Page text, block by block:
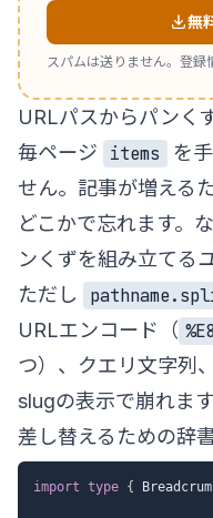
無
スパムは送りません。登録
URLパスからパンく
毎ページ
items
を
せん。記事が増える
どこかで忘れます。
ンくずを組み立てる
ただし
URLエンコード（
つ）、クエリ文字列
slugの表示で崩れま
差し替えるための辞
import type {